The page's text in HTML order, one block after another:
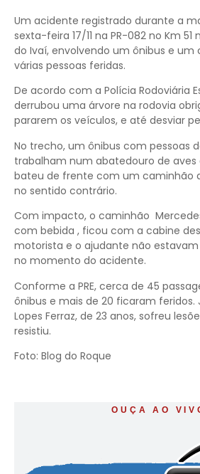
Um acidente registrado durante a
sexta-feira 17/11 na PR-082 no Km 51
do Ivaí, envolvendo um ônibus e um
várias pessoas feridas.
De acordo com a Polícia Rodoviária
derrubou uma árvore na rodovia
pararem os veículos, e até desviar
No trecho, um ônibus com pessoas
trabalham num abatedouro de aves
bateu de frente com um caminhão
no sentido contrário.
Com impacto, o caminhão
com bebida , ficou com a cabine
motorista e o ajudante não
no momento do acidente.
Conforme a PRE, cerca de 45
ônibus e mais de 20 ficaram feridos.
Lopes Ferraz, de 23 anos, sofreu
resistiu.
Foto: Blog do Roque
OUÇA AO